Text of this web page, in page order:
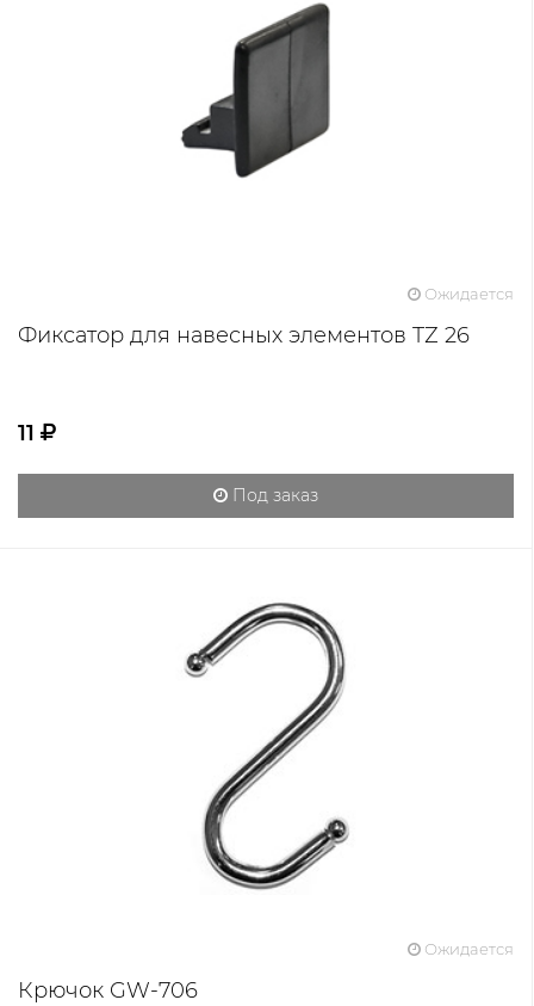
Ожидается
Фиксатор для навесных элементов TZ 26
11
Под заказ
Ожидается
Крючок GW-706